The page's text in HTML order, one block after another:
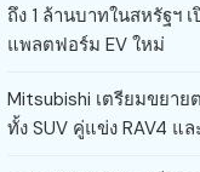
ถึง 1 ล้านบาทในสหรัฐฯ
แพลตฟอร์ม EV ใหม่
Mitsubishi เตรียมขยาย
ทั้ง SUV คู่แข่ง RAV4 แ